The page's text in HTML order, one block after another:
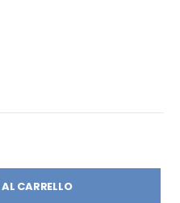
CARRELLO